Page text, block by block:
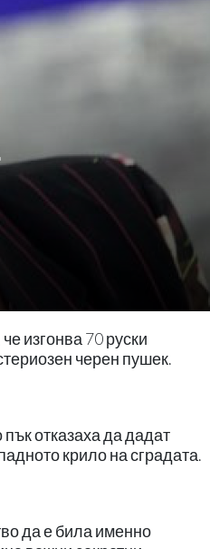
изгонва 70 руски
черен пушек.
отказаха да дадат
крило на сградата.
да е била именно